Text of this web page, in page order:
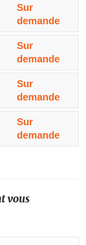
Sur
demande
Sur
demande
Sur
demande
Sur
demande
vous